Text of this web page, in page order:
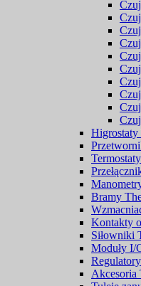
Higrostaty
Bramy
Kontakty
Siłowniki
Moduły I/
Akcesoria